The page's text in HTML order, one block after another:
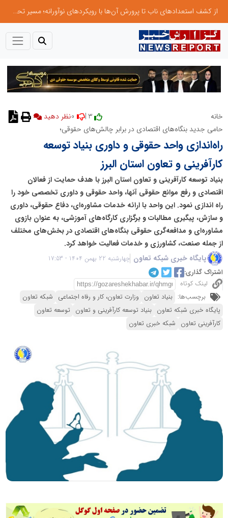
از کشف استعدادهای ناب تا پرورش آن‌ها با رویکردهای نوآورانه؛ مسیر تحول‌آفرین شنای ایران در سطح جهانی
خانه 3 |
نظر دهید
حامی جدید بنگاه‌های اقتصادی در برابر چالش‌های حقوقی؛
راه‌اندازی واحد حقوقی و داوری بنیاد توسعه
کارآفرینی و تعاون استان البرز
بنیاد توسعه کارآفرینی و تعاون استان البرز با هدف حمایت از فعالان
اقتصادی و رفع موانع حقوقی آنها، واحد حقوقی و داوری تخصصی خود را
راه اندازی نمود. این واحد با ارائه خدمات مشاوره‌ای، دفاع حقوقی، داوری
و سازش، پیگیری مطالبات و برگزاری کارگاه‌های آموزشی، به عنوان بازوی
مشاوره‌ای و مدافعه‌گری حقوقی بنگاه‌های اقتصادی در بخش‌های مختلف
از جمله صنعت، کشاورزی و خدمات فعالیت خواهد کرد.
پایگاه خبری شبکه تعاون چهارشنبه 22 بهمن 1404 - 17:53
اشتراک گذاری:
لینک کوتاه
برچسب‌ها: بنیاد تعاون وزارت تعاون، کار و رفاه اجتماعی شبکه تعاون
پایگاه خبری شبکه تعاون بنیاد توسعه کارآفرینی و تعاون توسعه تعاون
کارآفرینی تعاون شبکه خبری تعاون